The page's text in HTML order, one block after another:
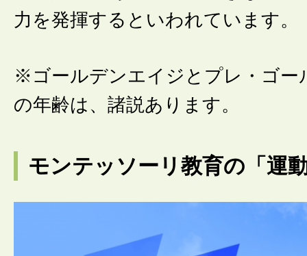
力を発揮するといわれています。
※ゴールデンエイジとプレ・ゴー
の年齢は、諸説あります。
モンテッソーリ教育の「運